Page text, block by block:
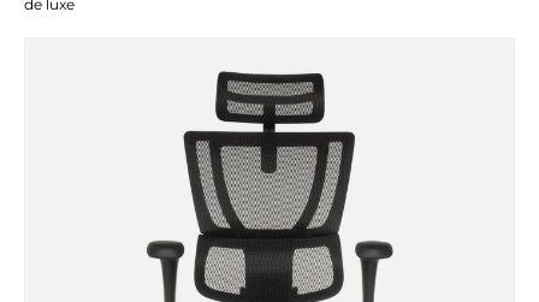
de luxe
Passer aux informations produits